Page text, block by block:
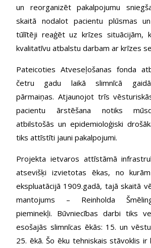
un reorganizēt pakalpojumu
skaitā nodalot pacientu plūsmas
tūlītēji reaģēt uz krīzes situācijām,
kvalitatīvu atbalstu darbam ar krīzes
Pateicoties Atveseļošanas fonda
četru gadu laikā slimnīcā
pārmaiņas. Atjaunojot trīs
pacientu ārstēšana notiks
atbilstošās un epidemioloģiski
tiks attīstīti jauni pakalpojumi.
Projekta ietvaros attīstāmā
atsevišķi izvietotas ēkas, no
ekspluatācijā 1909.gadā, tajā skaitā
mantojums – Reinholda
pieminekļi. Būvniecības darbi tiks
esošajās slimnīcas ēkās: 15. un
25. ēkā. Šo ēku tehniskais stāvoklis ir